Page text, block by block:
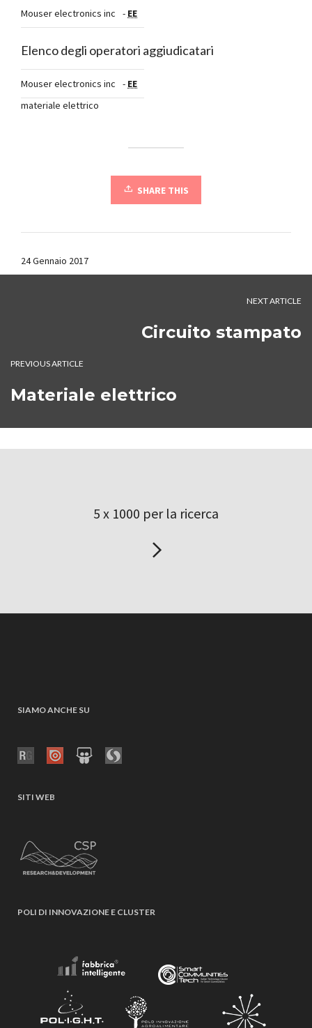
Mouser electronics inc - EE
Elenco degli operatori aggiudicatari
Mouser electronics inc - EE
materiale elettrico
SHARE THIS
24 Gennaio 2017
NEXT ARTICLE
Circuito stampato
PREVIOUS ARTICLE
Materiale elettrico
5 x 1000 per la ricerca
SIAMO ANCHE SU
SITI WEB
POLI DI INNOVAZIONE E CLUSTER